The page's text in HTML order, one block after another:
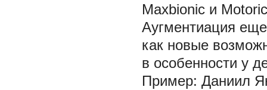
Maxbionic и
Аугментиация еще
как новые
в особенности у
Пример: Даниил